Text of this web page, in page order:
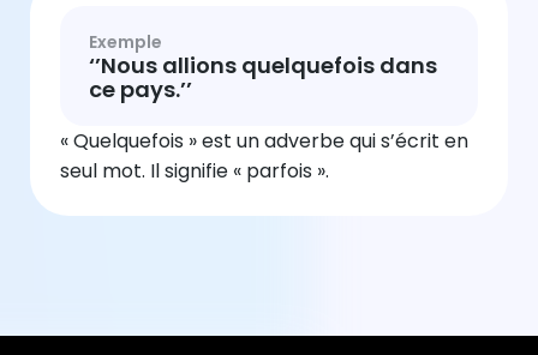
Exemple
‘’Nous allions quelquefois dans
ce pays.’’
« Quelquefois » est un adverbe qui s’écrit en
seul mot. Il signifie « parfois ».